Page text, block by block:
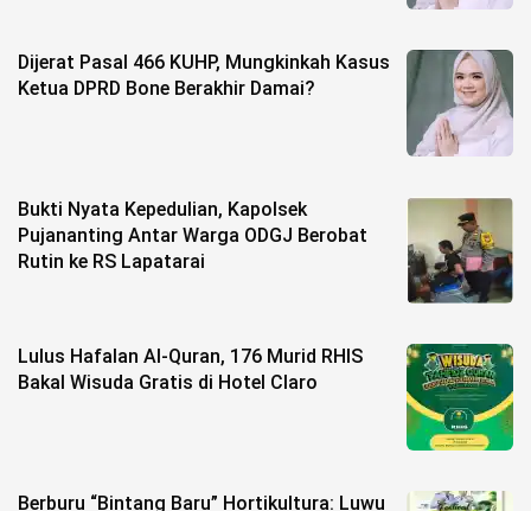
Dijerat Pasal 466 KUHP, Mungkinkah Kasus
Ketua DPRD Bone Berakhir Damai?
Bukti Nyata Kepedulian, Kapolsek
Pujananting Antar Warga ODGJ Berobat
Rutin ke RS Lapatarai
Lulus Hafalan Al-Quran, 176 Murid RHIS
Bakal Wisuda Gratis di Hotel Claro
Berburu “Bintang Baru” Hortikultura: Luwu